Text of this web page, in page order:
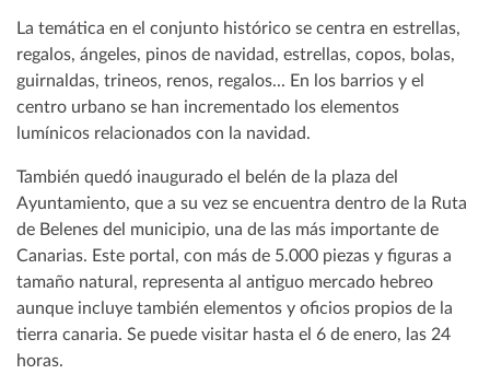
La temática en el conjunto histórico se centra en estrellas,
regalos, ángeles, pinos de navidad, estrellas, copos, bolas,
guirnaldas, trineos, renos, regalos... En los barrios y el
centro urbano se han incrementado los elementos
lumínicos relacionados con la navidad.
También quedó inaugurado el belén de la plaza del
Ayuntamiento, que a su vez se encuentra dentro de la Ruta
de Belenes del municipio, una de las más importante de
Canarias. Este portal, con más de 5.000 piezas y figuras a
tamaño natural, representa al antiguo mercado hebreo
aunque incluye también elementos y oficios propios de la
tierra canaria. Se puede visitar hasta el 6 de enero, las 24
horas.